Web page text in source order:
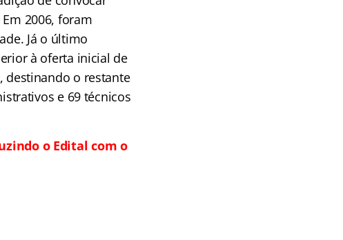
2006, foram
Já o último
à oferta inicial de
destinando o restante
e 69 técnicos
o Edital com o